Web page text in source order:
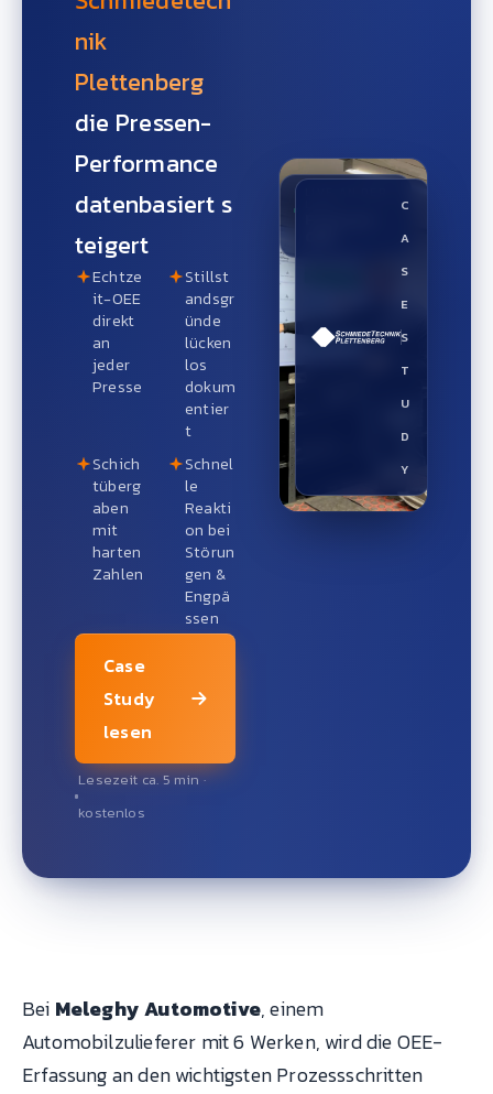
nik
Plettenberg
die Pressen-
Performance
datenbasiert s
teigert
Echtze
it-OEE
direkt
an
jeder
Presse
Stillst
andsgr
ünde
lücken
los
dokum
entier
t
Schich
tüberg
aben
mit
harten
Zahlen
Schnel
le
Reakti
on bei
Störun
gen &
Engpä
ssen
Case
Study
lesen
Lesezeit ca. 5 min ·
kostenlos
C
A
S
E
S
T
U
D
Y
Bei Meleghy Automotive, einem
Automobilzulieferer mit 6 Werken, wird die OEE-
Erfassung an den wichtigsten Prozessschritten